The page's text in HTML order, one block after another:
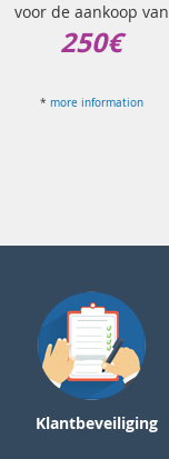
voor de aankoop van
250€
* more information
Klantbeveiliging